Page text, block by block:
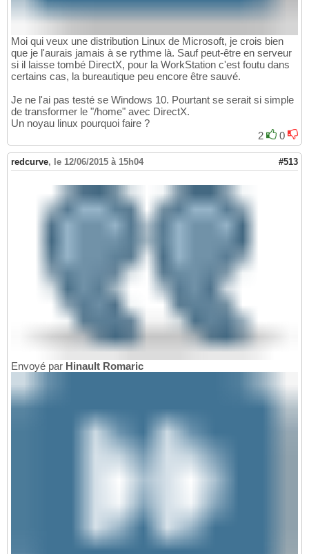
Moi qui veux une distribution Linux de Microsoft, je crois bien
que je l'aurais jamais à se rythme là. Sauf peut-être en serveur
si il laisse tombé DirectX, pour la WorkStation c'est foutu dans
certains cas, la bureautique peu encore être sauvé.
Je ne l'ai pas testé se Windows 10. Pourtant se serait si simple
de transformer le "/home" avec DirectX.
Un noyau linux pourquoi faire ?
2
0
redcurve, le 12/06/2015 à 15h04 #513
Envoyé par Hinault Romaric